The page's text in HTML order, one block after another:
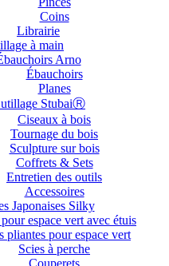
Coins
Librairie
à main
Arno
Ébauchoirs
Planes
StubaiⓇ
Ciseaux à bois
Tournage du bois
Sculpture sur bois
Coffrets & Sets
Entretien des outils
Accessoires
Japonaises Silky
pour espace vert avec étuis
pliantes pour espace vert
Scies à perche
Couperets